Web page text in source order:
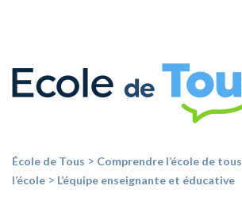
École de Tous > Comprendre l’école de tous
l’école > L’équipe enseignante et éducative